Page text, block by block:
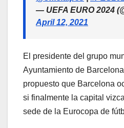
— UEFA EURO 2024
April 12, 2021
El presidente del grupo
Ayuntamiento de
propuesto que Barcelona
si finalmente la capital
sede de la Eurocopa de